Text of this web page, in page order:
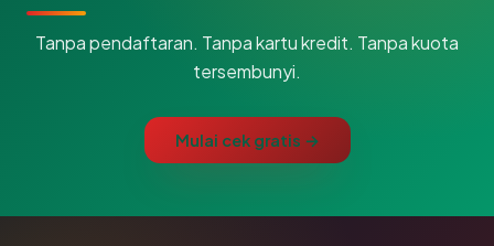
Tanpa pendaftaran. Tanpa kartu kredit. Tanpa kuota
tersembunyi.
Mulai cek gratis →